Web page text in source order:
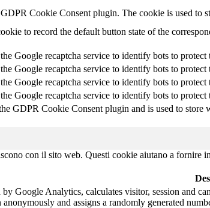
Cookie Consent plugin. The cookie is used to
to record the default button state of the
Google recaptcha service to identify bots to protect
Google recaptcha service to identify bots to protect
Google recaptcha service to identify bots to protect
Google recaptcha service to identify bots to protect
GDPR Cookie Consent plugin and is used to store
con il sito web. Questi cookie aiutano a
Google Analytics, calculates visitor, session and
and assigns a randomly generated